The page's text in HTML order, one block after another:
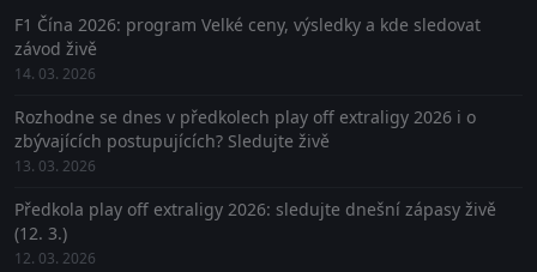
F1 Čína 2026: program Velké ceny, výsledky a kde sledovat
závod živě
14. 03. 2026
Rozhodne se dnes v předkolech play off extraligy 2026 i o
zbývajících postupujících? Sledujte živě
13. 03. 2026
Předkola play off extraligy 2026: sledujte dnešní zápasy živě
(12. 3.)
12. 03. 2026